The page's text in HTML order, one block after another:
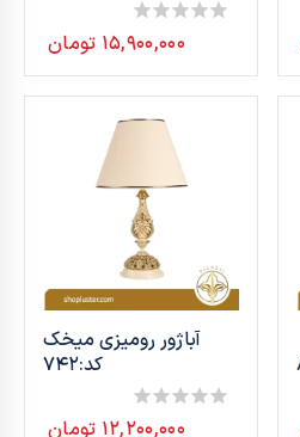
0
۱۵,۹۰۰,۰۰۰ تومان
آباژور رومیزی میخک
کد:742
0
۱۲,۲۰۰,۰۰۰ تومان